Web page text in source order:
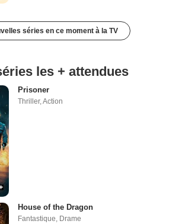
séries en ce moment à la TV
les + attendues
Prisoner
Thriller,Action
House of the Dragon
Fantastique, Drame